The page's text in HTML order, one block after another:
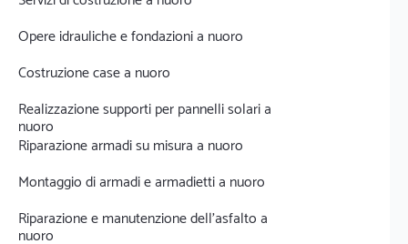
Opere idrauliche e fondazioni a nuoro
Costruzione case a nuoro
Realizzazione supporti per pannelli solari a
nuoro
Riparazione armadi su misura a nuoro
Montaggio di armadi e armadietti a nuoro
Riparazione e manutenzione dell'asfalto a
nuoro